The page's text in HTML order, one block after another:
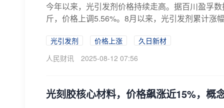
今年以来，光引发剂价格持续走高。据百川盈孚
斤，价格上调5.56%。8月以来，光引发剂累计涨
光引发剂 价格上涨
久日新材
人民财讯
2025-08-12 07:56
光刻胶核心材料，价格飙涨近15%，概